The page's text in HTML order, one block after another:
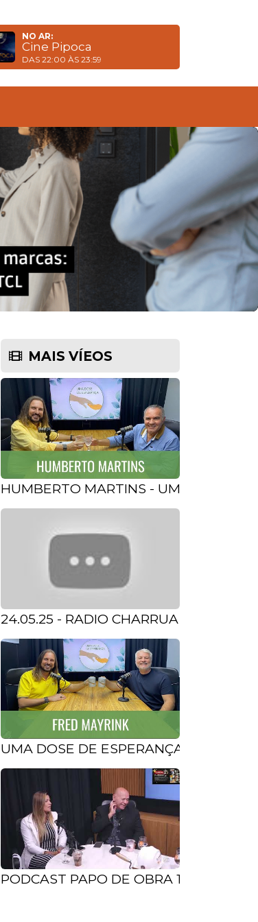
NO AR:
Cine Pipoca
DAS 22:00 ÀS 23:59
MAIS VÍEOS
HUMBERTO MARTINS - UMA DOSE
24.05.25 - RADIO CHARRUA FM 87.9
UMA DOSE DE ESPERANÇA COM
PODCAST PAPO DE OBRA 1º NA AG TV